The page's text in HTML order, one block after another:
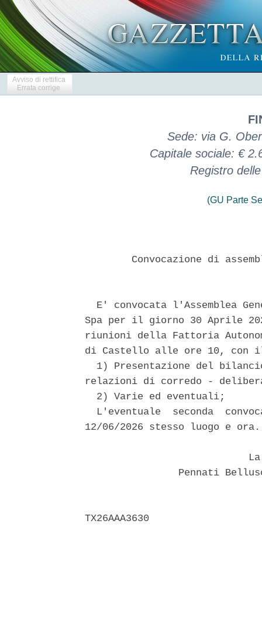
Avviso di rettifica
Errata corrige
Sede: via G.
Capitale sociale: €
Registro
(GU Parte
Convocazione di
E' convocata l'Assemblea
Spa per il giorno 30 Aprile
riunioni della Fattoria
di Castello alle ore 10, con
1) Presentazione del
relazioni di corredo -
  2) Varie ed eventuali;
L'eventuale  seconda
12/06/2026 stesso luogo e
Pennati